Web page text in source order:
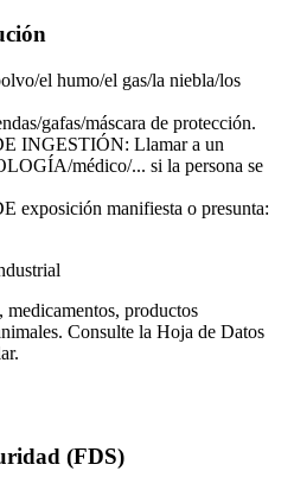
el humo/el gas/la niebla/los
gafas/máscara de protección.
INGESTIÓN: Llamar a un
médico/... si la persona se
exposición manifiesta o presunta:
medicamentos, productos
Consulte la Hoja de Datos
(FDS)